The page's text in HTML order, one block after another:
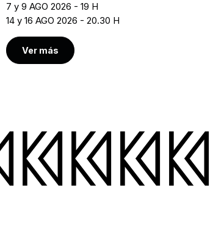
7 y 9 AGO 2026 - 19 H
14 y 16 AGO 2026 - 20.30 H
Ver más